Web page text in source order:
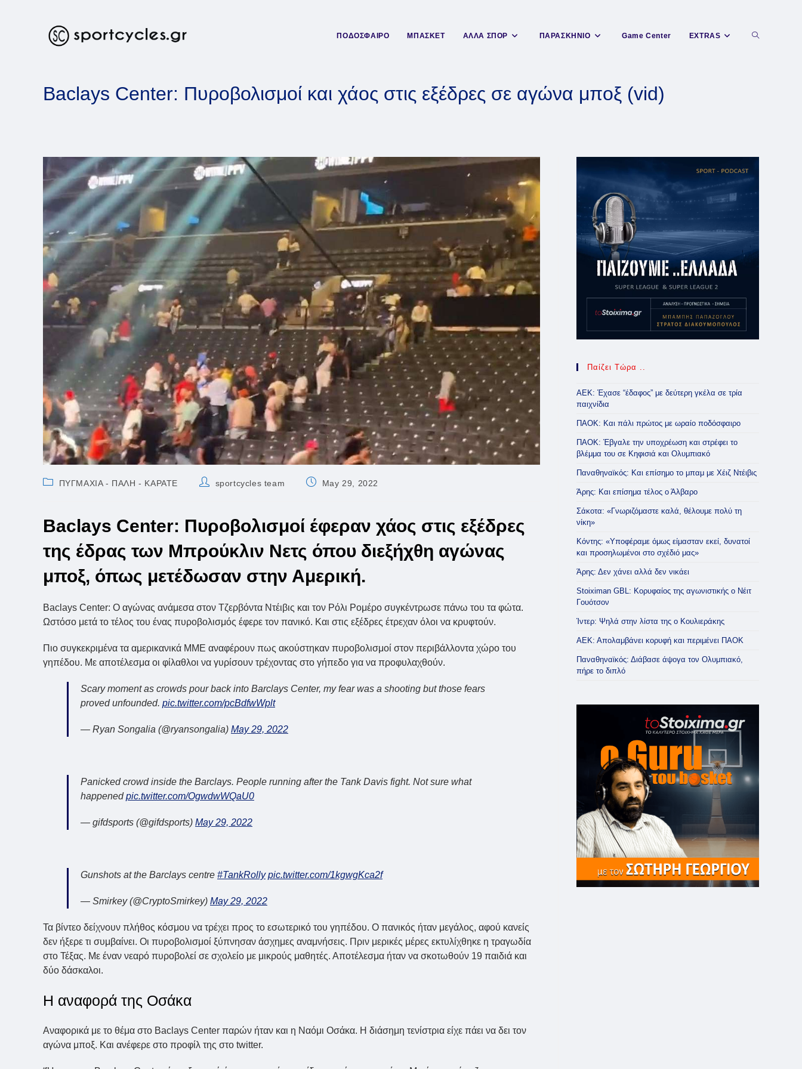
ΠΟΔΟΣΦΑΙΡΟ ΜΠΑΣΚΕΤ ΑΛΛΑ ΣΠΟΡ ΠΑΡΑΣΚΗΝΙΟ Game Center EXTRAS Toggle
Baclays Center: Πυροβολισμοί και χάος στις εξέδρες σε αγώνα μποξ (vid)
PostΠΥΓΜΑΧΙΑ - ΠΑΛΗ - ΚΑΡΑΤΕ
Postsportcycles team
PostMay 29, 2022
Baclays Center: Πυροβολισμοί έφεραν χάος στις εξέδρες
της έδρας των Μπρούκλιν Νετς όπου διεξήχθη αγώνας
μποξ, όπως μετέδωσαν στην Αμερική.
Baclays Center: Ο αγώνας ανάμεσα στον Τζερβόντα Ντέιβις και τον Ρόλι Ρομέρο συγκέντρωσε πάνω του τα φώτα.
Ωστόσο μετά το τέλος του ένας πυροβολισμός έφερε τον πανικό. Και στις εξέδρες έτρεχαν όλοι να κρυφτούν.
Πιο συγκεκριμένα τα αμερικανικά ΜΜΕ αναφέρουν πως ακούστηκαν πυροβολισμοί στον περιβάλλοντα χώρο του
γηπέδου. Με αποτέλεσμα οι φίλαθλοι να γυρίσουν τρέχοντας στο γήπεδο για να προφυλαχθούν.
Scary moment as crowds pour back into Barclays Center, my fear was a shooting but those fears
proved unfounded. pic.twitter.com/pcBdfwWplt
— Ryan Songalia (@ryansongalia) May 29, 2022
Panicked crowd inside the Barclays. People running after the Tank Davis fight. Not sure what
happened pic.twitter.com/OgwdwWQaU0
— gifdsports (@gifdsports) May 29, 2022
Gunshots at the Barclays centre #TankRolly pic.twitter.com/1kgwgKca2f
— Smirkey (@CryptoSmirkey) May 29, 2022
Τα βίντεο δείχνουν πλήθος κόσμου να τρέχει προς το εσωτερικό του γηπέδου. Ο πανικός ήταν μεγάλος, αφού κανείς
δεν ήξερε τι συμβαίνει. Οι πυροβολισμοί ξύπνησαν άσχημες αναμνήσεις. Πριν μερικές μέρες εκτυλίχθηκε η τραγωδία
στο Τέξας. Με έναν νεαρό πυροβολεί σε σχολείο με μικρούς μαθητές. Αποτέλεσμα ήταν να σκοτωθούν 19 παιδιά και
δύο δάσκαλοι.
Η αναφορά της Οσάκα
Αναφορικά με το θέμα στο Baclays Center παρών ήταν και η Ναόμι Οσάκα. Η διάσημη τενίστρια είχε πάει να δει τον
αγώνα μποξ. Και ανέφερε στο προφίλ της στο twitter.
Παίζει Τώρα ..
ΑΕΚ: Έχασε “έδαφος” με δεύτερη γκέλα σε τρία
παιχνίδια
ΠΑΟΚ: Και πάλι πρώτος με ωραίο ποδόσφαιρο
ΠΑΟΚ: Έβγαλε την υποχρέωση και στρέφει το
βλέμμα του σε Κηφισιά και Ολυμπιακό
Παναθηναϊκός: Και επίσημο το μπαμ με Χέιζ Ντέιβις
Άρης: Και επίσημα τέλος ο Άλβαρο
Σάκοτα: «Γνωριζόμαστε καλά, θέλουμε πολύ τη
νίκη»
Κόντης: «Υποφέραμε όμως είμασταν εκεί, δυνατοί
και προσηλωμένοι στο σχέδιό μας»
Άρης: Δεν χάνει αλλά δεν νικάει
Stoiximan GBL: Κορυφαίος της αγωνιστικής ο Νέιτ
Γουότσον
Ίντερ: Ψηλά στην λίστα της ο Κουλιεράκης
ΑΕΚ: Απολαμβάνει κορυφή και περιμένει ΠΑΟΚ
Παναθηναϊκός: Διάβασε άψογα τον Ολυμπιακό,
πήρε το διπλό